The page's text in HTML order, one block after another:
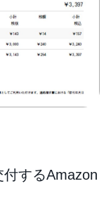
するAmazon